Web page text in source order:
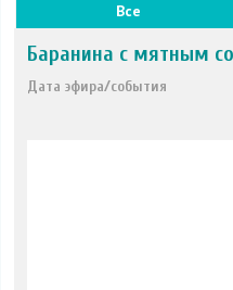
Все
Баранина с мятным
Дата эфира/события